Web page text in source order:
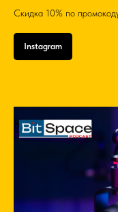
Скидка 10% по
Instagram